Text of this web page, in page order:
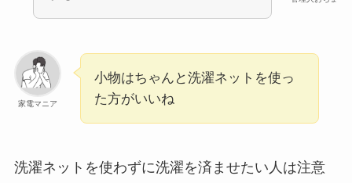
家電マニア
小物はちゃんと洗濯ネットを使っ
た方がいいね
洗濯ネットを使わずに洗濯を済ませたい人は注意